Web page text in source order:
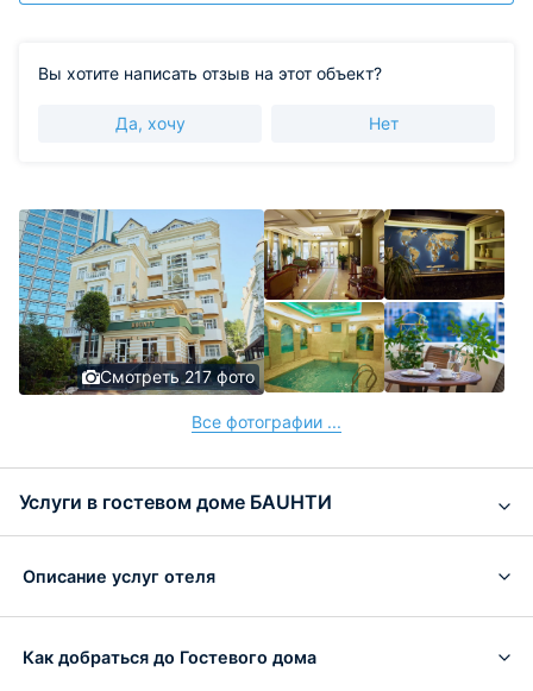
Спасибо за Вашу рекомендацию. Будем рады
Вы хотите написать отзыв на этот объект?
Да, хочу Нет
Смотреть 217 фото
Все фотографии ...
Услуги в гостевом доме БAUHTИ
Описание услуг отеля
Как добраться до Гостевого дома